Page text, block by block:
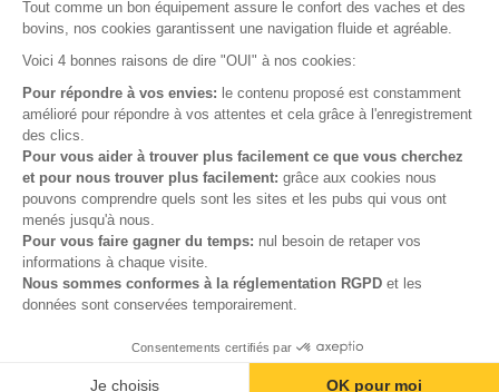
Tout comme un bon équipement assure le confort des vaches et des
bovins, nos cookies garantissent une navigation fluide et agréable.
Voici 4 bonnes raisons de dire "OUI" à nos cookies:
Pour répondre à vos envies: le contenu proposé est constamment
amélioré pour répondre à vos attentes et cela grâce à l'enregistrement
des clics.
Pour vous aider à trouver plus facilement ce que vous cherchez
et pour nous trouver plus facilement: grâce aux cookies nous
pouvons comprendre quels sont les sites et les pubs qui vous ont
menés jusqu'à nous.
Pour vous faire gagner du temps: nul besoin de retaper vos
informations à chaque visite.
Nous sommes conformes à la réglementation RGPD et les
données sont conservées temporairement.
Consentements certifiés par
Je choisis OK pour moi
Produits
Notre société
Votre compte
Informations
phone mail
© Cosnet 2026 -Réalisation site e-commerce